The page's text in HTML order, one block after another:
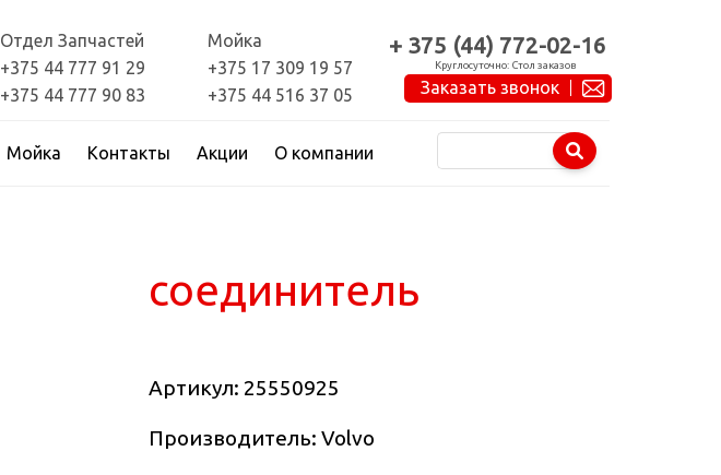
Отдел Запчастей
+375 44 777 91 29
+375 44 777 90 83
Мойка
+375 17 309 19 57
+375 44 516 37 05
+ 375 (44) 772-02-16
Круглосуточно: Стол заказов
Заказать звонок
Мойка Контакты Акции О компании
соединитель
Артикул: 25550925
Производитель: Volvo